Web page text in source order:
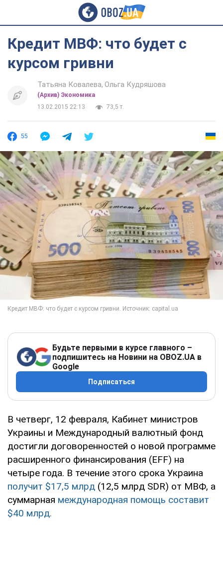
Кредит МВФ: что будет с
курсом гривни
Татьяна Ковалева Ольга Кудряшова
(Архив) Экономика
13.02.2015 22:13
73,5 т.
55
Будьте первыми в курсе главного –
подпишитесь на Новини на OBOZ.UA в
Google
Подписаться
В четверг, 12 февраля, Кабинет министров
Украины и Международный валютный фонд
достигли договоренностей о новой программе
расширенного финансирования (EFF) на
четыре года. В течение этого срока Украина
получит $17,5 млрд (12,5 млрд SDR) от МВФ, а
суммарная международная помощь составит
$40 млрд.